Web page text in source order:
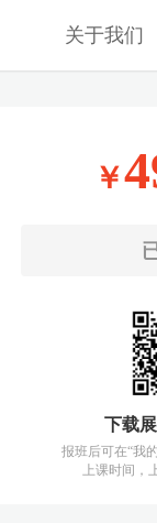
￥
下载
报班后可在“我
上课时间，
关于我们